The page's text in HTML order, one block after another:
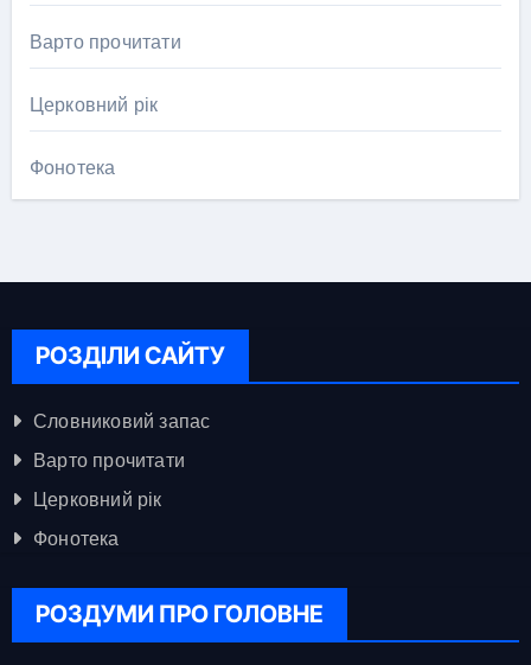
Варто прочитати
Церковний рік
Фонотека
РОЗДІЛИ САЙТУ
Словниковий запас
Варто прочитати
Церковний рік
Фонотека
РОЗДУМИ ПРО ГОЛОВНЕ